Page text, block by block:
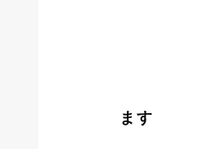
ﾋﾞｯ
営
ます